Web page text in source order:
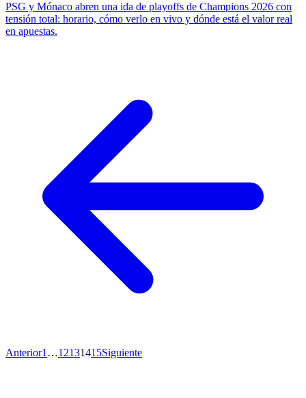
PSG y Mónaco abren una ida de playoffs de Champions 2026 con
tensión total: horario, cómo verlo en vivo y dónde está el valor real
en apuestas.
Anterior1 …12131415Siguiente